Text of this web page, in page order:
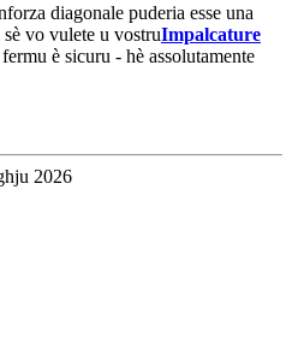
diagonale puderia esse una
vo vulete u vostruImpalcature
è sicuru - hè assolutamente
2026